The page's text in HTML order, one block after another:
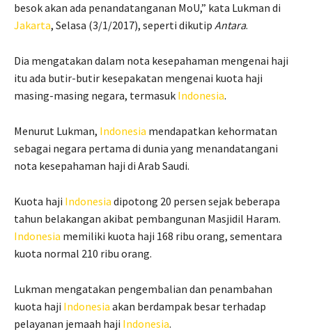
besok akan ada penandatanganan MoU,” kata Lukman di
Jakarta, Selasa (3/1/2017), seperti dikutip Antara.
Dia mengatakan dalam nota kesepahaman mengenai haji
itu ada butir-butir kesepakatan mengenai kuota haji
masing-masing negara, termasuk Indonesia.
Menurut Lukman, Indonesia mendapatkan kehormatan
sebagai negara pertama di dunia yang menandatangani
nota kesepahaman haji di Arab Saudi.
Kuota haji Indonesia dipotong 20 persen sejak beberapa
tahun belakangan akibat pembangunan Masjidil Haram.
Indonesia memiliki kuota haji 168 ribu orang, sementara
kuota normal 210 ribu orang.
Lukman mengatakan pengembalian dan penambahan
kuota haji Indonesia akan berdampak besar terhadap
pelayanan jemaah haji Indonesia.